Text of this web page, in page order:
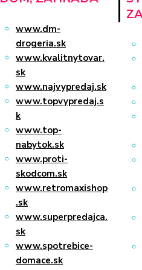
www.dm-
drogeria.sk
www.kvalitnytovar.
sk
www.najvypredaj.sk
www.topvypredaj.s
k
www.top-
nabytok.sk
www.proti-
skodcom.sk
www.retromaxishop
.sk
www.superpredajca.
sk
www.spotrebice-
domace.sk